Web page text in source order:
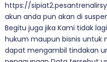
https://
akun anda pun akan di
Begitu juga jika Kami tidak
hukum maupun bisnis untuk
dapat mengambil tindakan